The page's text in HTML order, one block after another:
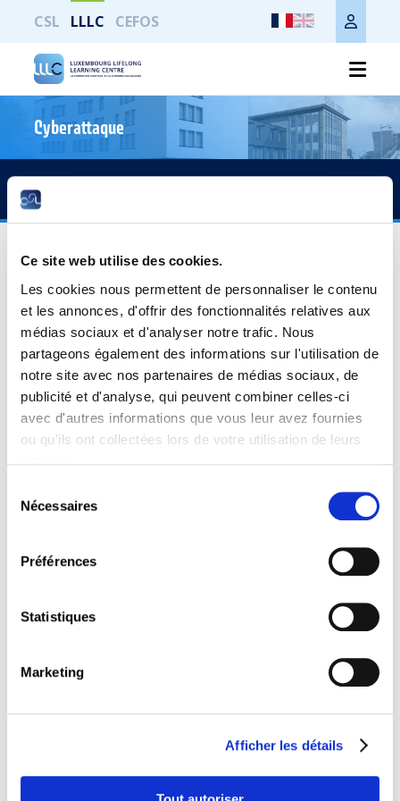
Ce site web utilise des cookies.
Les cookies nous permettent de personnaliser le contenu
et les annonces, d'offrir des fonctionnalités relatives aux
médias sociaux et d'analyser notre trafic. Nous
partageons également des informations sur l'utilisation de
notre site avec nos partenaires de médias sociaux, de
publicité et d'analyse, qui peuvent combiner celles-ci
avec d'autres informations que vous leur avez fournies
ou qu'ils ont collectées lors de votre utilisation de leurs
Nécessaires
Préférences
Statistiques
Marketing
Afficher les détails
CSL LLLC CEFOS
Cyberattaque
Accès rapide
Imprimer toute la page
des clients et aux conflits commerciaux
Public cible
Toute personne en contact avec des clients externes et/ou
internes.
Objectifs
Reconnaître les situations conflictuelles avec les clients et
adopter une posture bienveillante.
d'employer une communication adéquate et de répondre
aux objections commerciales.
L'impact de la satisfaction et de l'insatisfaction des clients.
fondées ;
L'importance d'utiliser une communication adéquate.
Les objections commerciales :
le traitement ;
transformer les objections en opportunités.